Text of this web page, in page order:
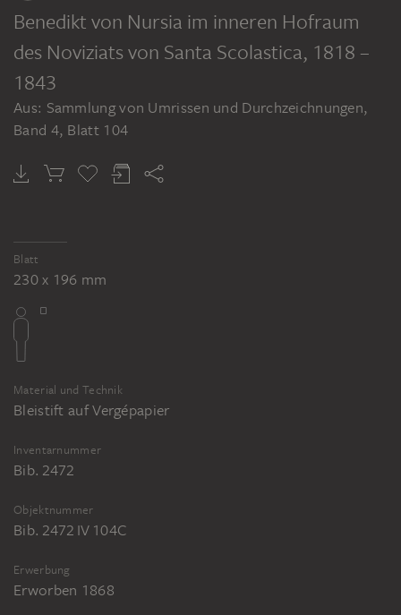
JOHANN ANTON RAMBOUX
Benedikt von Nursia im inneren Hofraum
des Noviziats von Santa Scolastica, 1818 –
1843
Aus: Sammlung von Umrissen und Durchzeichnungen,
Band 4, Blatt 104
Blatt
230 x 196 mm
Material und Technik
Bleistift auf Vergépapier
Inventarnummer
Bib. 2472
Objektnummer
Bib. 2472 IV 104C
Erwerbung
Erworben 1868